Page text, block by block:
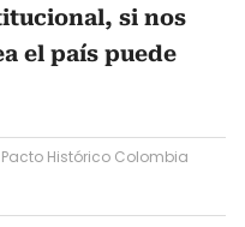
si nos
el país puede
Pacto Histórico Colombia